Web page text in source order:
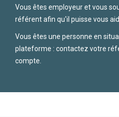
Vous êtes employeur et vous
référent afin qu'il puisse vous
Vous êtes une personne en
plateforme : contactez votre
compte.